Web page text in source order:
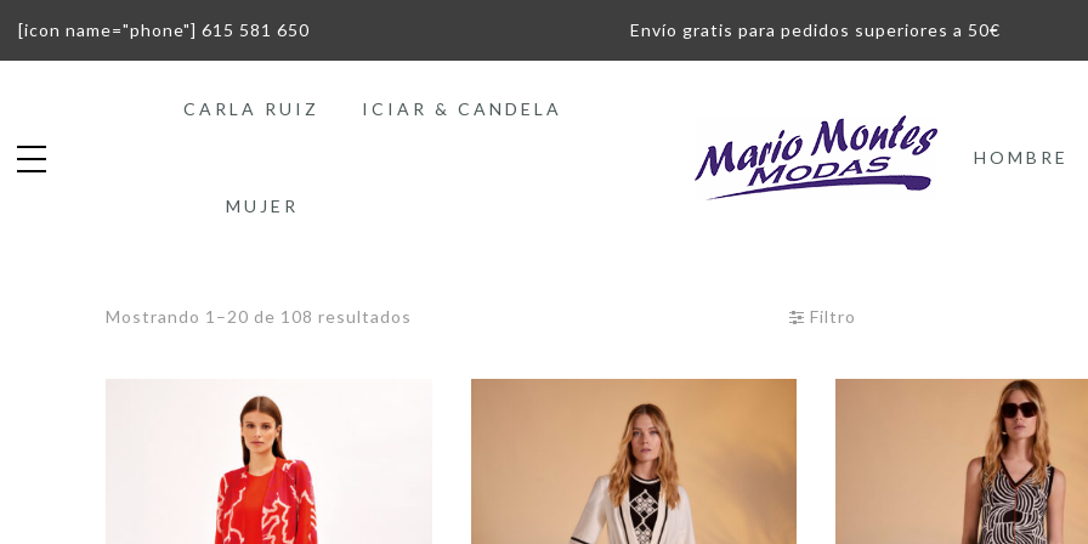
[icon name="phone"] 615 581 650 Envío gratis para pedidos superiores a 50€
CARLA RUIZ ICIAR & CANDELA
MUJER
HOMBRE
Mostrando 1–20 de 108 resultados Filtro